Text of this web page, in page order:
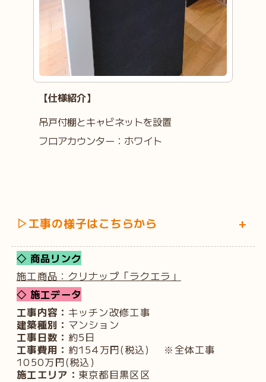
【仕様紹介】
吊戸付棚とキャビネットを設置
フロアカウンター：ホワイト
▷工事の様子はこちらから +
◇ 商品リンク
施工商品：クリナップ「ラクエラ」
◇ 施工データ
工事内容： キッチン改修工事
建築種別： マンション
工事日数： 約5日
工事費用： 約154万円(税込) ※全体工事
1050万円(税込)
施工エリア： 東京都目黒区区